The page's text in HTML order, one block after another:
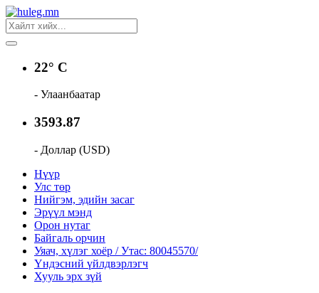
22° C
- Улаанбаатар
3593.87
- Доллар (USD)
Нүүр
Улс төр
Нийгэм, эдийн засаг
Эрүүл мэнд
Орон нутаг
Байгаль орчин
Уяач, хүлэг хоёр / Утас: 80045570/
Үндэсний үйлдвэрлэгч
Хууль эрх зүй